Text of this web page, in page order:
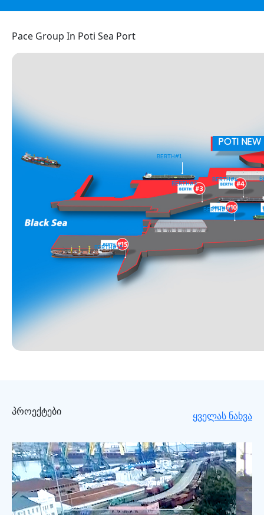
Pace Group In Poti Sea Port
POTI
BERTH#1
BERTH#3
BERTH#4
BERTH#10
BERTH#15
პროექტები ყველას ნახვა